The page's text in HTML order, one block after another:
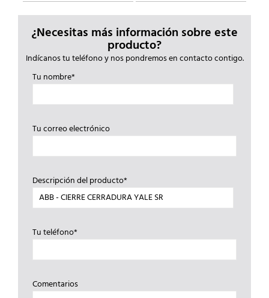
¿Necesitas más información sobre este
producto?
Indícanos tu teléfono y nos pondremos en contacto contigo.
Tu nombre*
Tu correo electrónico
Descripción del producto*
Tu teléfono*
Comentarios